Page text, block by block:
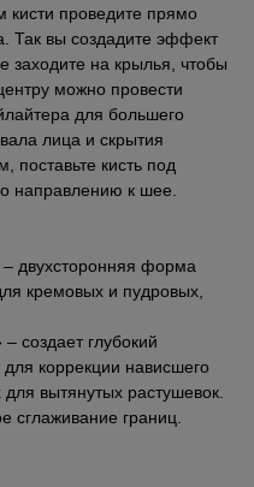
кисти проведите прямо
Так вы создадите эффект
заходите на крылья, чтобы
можно провести
для большего
лица и скрытия
поставьте кисть под
направлению к шее.
– двухсторонняя форма
кремовых и пудровых,
создает глубокий
коррекции нависшего
для вытянутых растушевок.
сглаживание границ.